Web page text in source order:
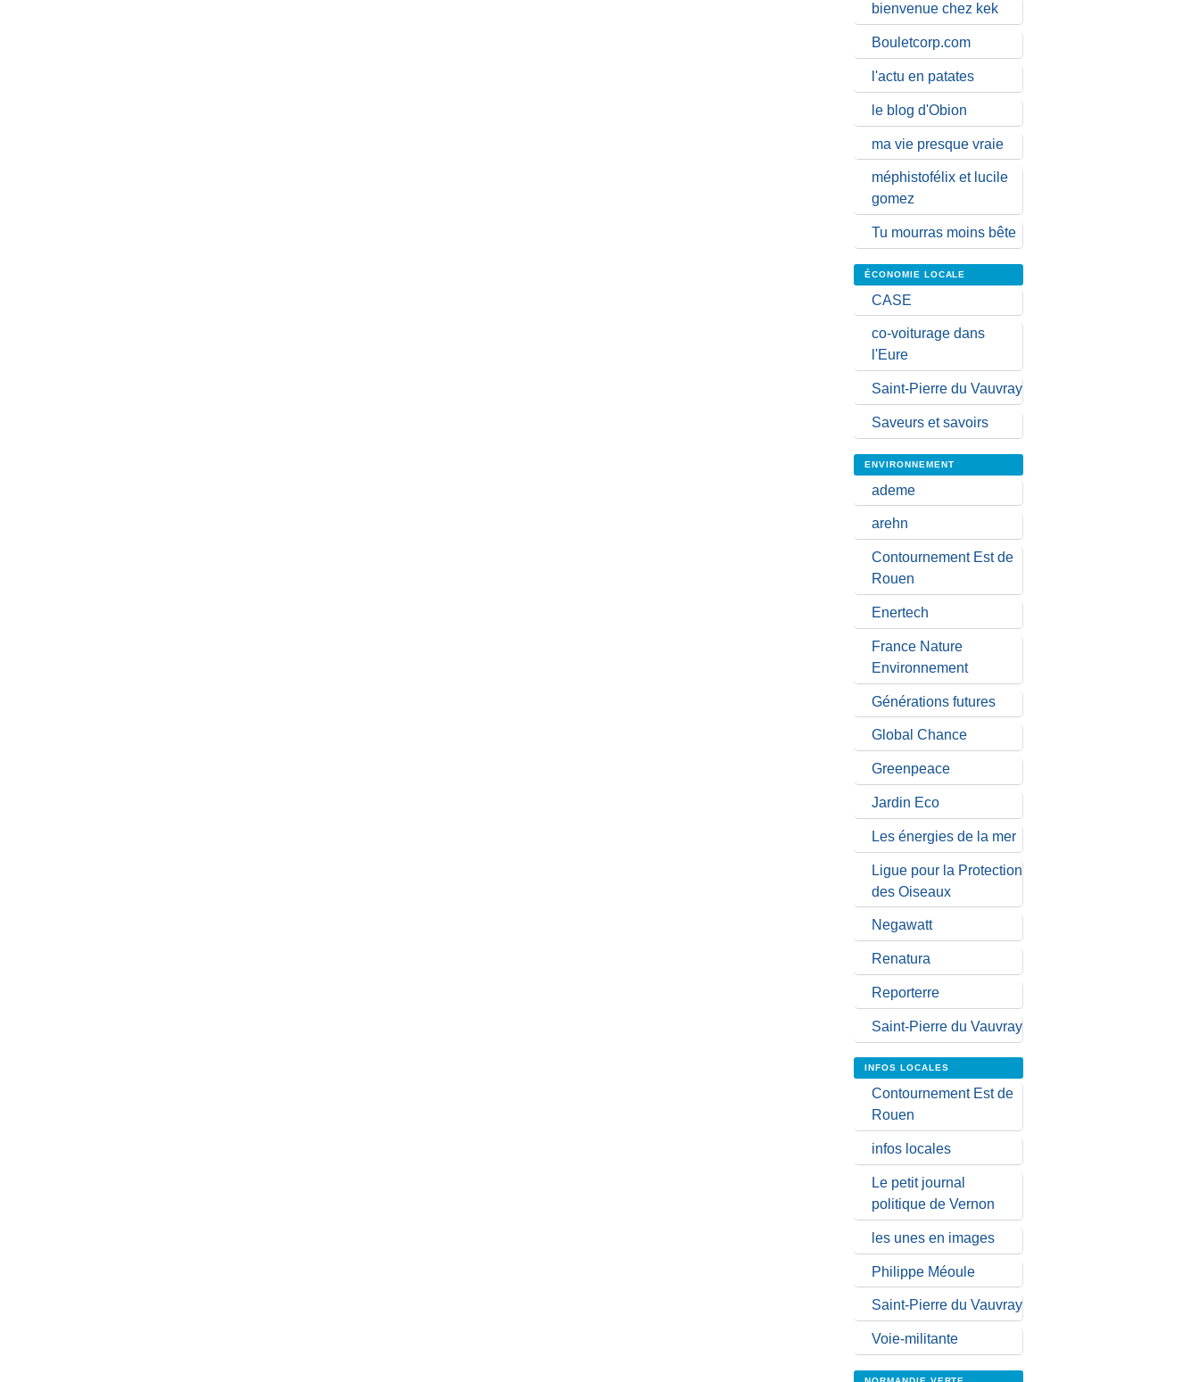
bienvenue chez kek
Bouletcorp.com
l'actu en patates
le blog d'Obion
ma vie presque vraie
méphistofélix et lucile
gomez
Tu mourras moins bête
ÉCONOMIE LOCALE
CASE
co-voiturage dans
l'Eure
Saint-Pierre du Vauvray
Saveurs et savoirs
ENVIRONNEMENT
ademe
arehn
Contournement Est de
Rouen
Enertech
France Nature
Environnement
Générations futures
Global Chance
Greenpeace
Jardin Eco
Les énergies de la mer
Ligue pour la Protection
des Oiseaux
Negawatt
Renatura
Reporterre
Saint-Pierre du Vauvray
INFOS LOCALES
Contournement Est de
Rouen
infos locales
Le petit journal
politique de Vernon
les unes en images
Philippe Méoule
Saint-Pierre du Vauvray
Voie-militante